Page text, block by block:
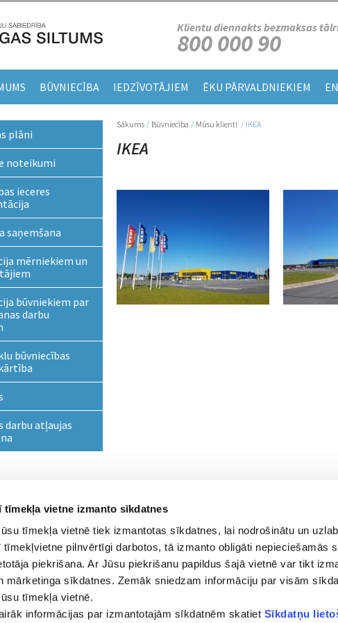
tīmekļa vietne izmanto sīkdatnes
tīmekļa vietnē tiek izmantotas sīkdatnes, lai nodrošinātu un
tīmekļvietne pilnvērtīgi darbotos, tā izmanto obligāti nepieciešamās
piekrišana. Ar Jūsu piekrišanu papildus šajā vietnē var tikt
mārketinga sīkdatnes. Zemāk sniedzam informāciju par visām
tīmekļa vietnē.
informācijas par izmantotajām sīkdatnēm skatiet Sīkdatņu
Klientu diennakts bezmaksas
800 000 90
BŪVNIECĪBA IEDZĪVOTĀJIEM ĒKU PĀRVALDNIEKIEM
Jūs atrodaties šeit
Sākums / Būvniecība / Mūsu klienti / IKEA
IKEA
plāni
noteikumi
ieceres
saņemšana
mērniekiem un
būvniekiem par
darbu
būvniecības
darbu atļaujas
000 90(Diennakts tālrunis)